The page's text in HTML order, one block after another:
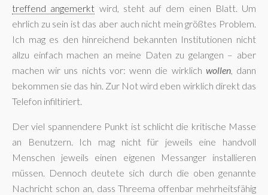
treffend angemerkt wird, steht auf dem einen Blatt. Um
ehrlich zu sein ist das aber auch nicht mein größtes Problem.
Ich mag es den hinreichend bekannten Institutionen nicht
allzu einfach machen an meine Daten zu gelangen – aber
machen wir uns nichts vor: wenn die wirklich wollen, dann
bekommen sie das hin. Zur Not wird eben wirklich direkt das
Telefon infiltiriert.
Der viel spannendere Punkt ist schlicht die kritische Masse
an Benutzern. Ich mag nicht für jeweils eine handvoll
Menschen jeweils einen eigenen Messanger installieren
müssen. Dennoch deutete sich durch die oben genannte
Nachricht schon an, dass Threema offenbar mehrheitsfähig